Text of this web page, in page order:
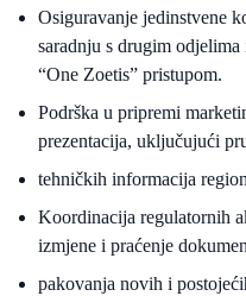
Osiguravanje jedinstvene
saradnju s drugim
“One Zoetis” pristupom.
Podrška u pripremi
prezentacija, uključujući
tehničkih informacija
Koordinacija regulatornih
izmjene i praćenje
pakovanja novih i